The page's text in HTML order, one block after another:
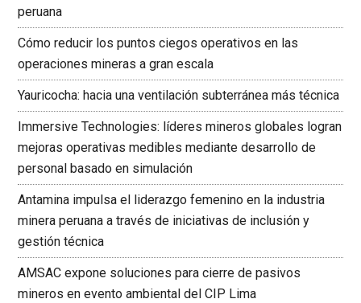
peruana
Cómo reducir los puntos ciegos operativos en las
operaciones mineras a gran escala
Yauricocha: hacia una ventilación subterránea más técnica
Immersive Technologies: líderes mineros globales logran
mejoras operativas medibles mediante desarrollo de
personal basado en simulación
Antamina impulsa el liderazgo femenino en la industria
minera peruana a través de iniciativas de inclusión y
gestión técnica
AMSAC expone soluciones para cierre de pasivos
mineros en evento ambiental del CIP Lima